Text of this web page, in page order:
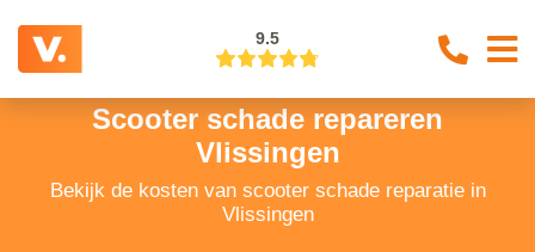
9.5
Scooter schade repareren
Vlissingen
Bekijk de kosten van scooter schade reparatie in
Vlissingen